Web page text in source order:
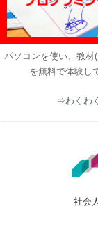
パソコンを使い、教
を無料で体験し
⇒わくわ
社会